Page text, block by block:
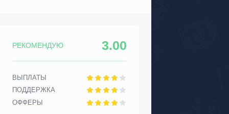
РЕКОМЕНДУЮ 3.00
ВЫПЛАТЫ
ПОДДЕРЖКА
ОФФЕРЫ